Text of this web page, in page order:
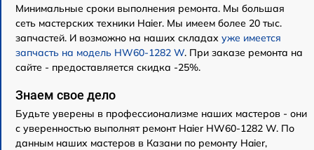
Минимальные сроки выполнения ремонта. Мы большая
сеть мастерских техники Haier. Мы имеем более 20 тыс.
запчастей. И возможно на наших складах уже имеется
запчасть на модель HW60-1282 W. При заказе ремонта на
сайте - предоставляется скидка -25%.
Знаем свое дело
Будьте уверены в профессионализме наших мастеров - они
с уверенностью выполнят ремонт Haier HW60-1282 W. По
данным наших мастеров в Казани по ремонту Haier,